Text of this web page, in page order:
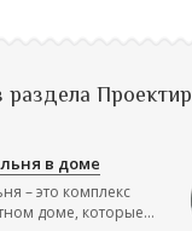
в доме
– это комплекс
доме, которые...